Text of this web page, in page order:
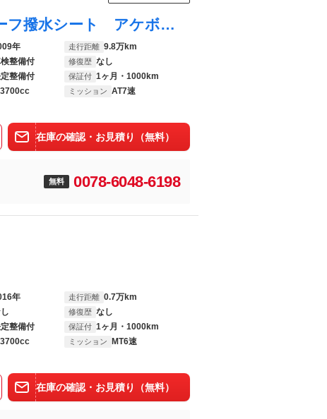
フェアレディＺ バージョンＳＴ クロハーフ撥水シート アケボノキャリパー インテリジェントキー パワーシート シートシーター 寒冷地 純正ＨＤＤナビ ＢＯＳＥサウンドシステム ＥＴＣ リアスポイラー 純正ＲＡＹＳ製１９ＡＷ
年 走行距離 9.8万km
整備付 修復歴 なし
整備付 保証付 1ヶ月・1000km
3700cc ミッション AT7速
在庫の確認・お見積り（無料）
無料 0078-6048-6198
年 走行距離 0.7万km
修復歴 なし
整備付 保証付 1ヶ月・1000km
3700cc ミッション MT6速
在庫の確認・お見積り（無料）